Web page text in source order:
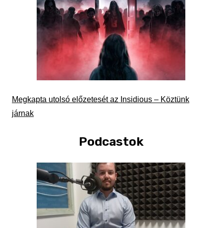
Megkapta utolsó előzetesét az Insidious – Köztünk
járnak
Podcastok